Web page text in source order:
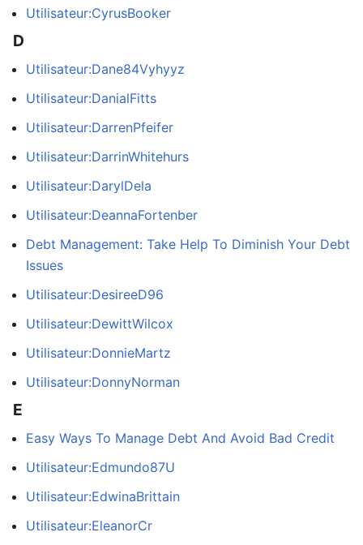
Utilisateur:CyrusBooker
D
Utilisateur:Dane84Vyhyyz
Utilisateur:DanialFitts
Utilisateur:DarrenPfeifer
Utilisateur:DarrinWhitehurs
Utilisateur:DarylDela
Utilisateur:DeannaFortenber
Debt Management: Take Help To Diminish Your Debt
Issues
Utilisateur:DesireeD96
Utilisateur:DewittWilcox
Utilisateur:DonnieMartz
Utilisateur:DonnyNorman
E
Easy Ways To Manage Debt And Avoid Bad Credit
Utilisateur:Edmundo87U
Utilisateur:EdwinaBrittain
Utilisateur:EleanorCr